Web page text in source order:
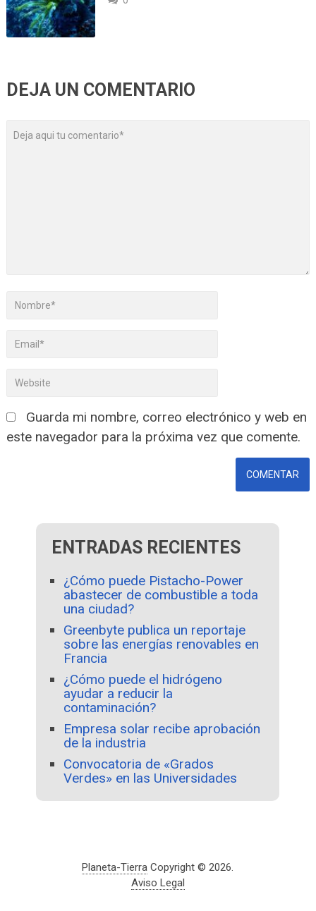
DEJA UN COMENTARIO
Guarda mi nombre, correo electrónico y web en
este navegador para la próxima vez que comente.
ENTRADAS RECIENTES
¿Cómo puede Pistacho-Power
abastecer de combustible a toda
una ciudad?
Greenbyte publica un reportaje
sobre las energías renovables en
Francia
¿Cómo puede el hidrógeno
ayudar a reducir la
contaminación?
Empresa solar recibe aprobación
de la industria
Convocatoria de «Grados
Verdes» en las Universidades
Planeta-Tierra Copyright © 2026.
Aviso Legal